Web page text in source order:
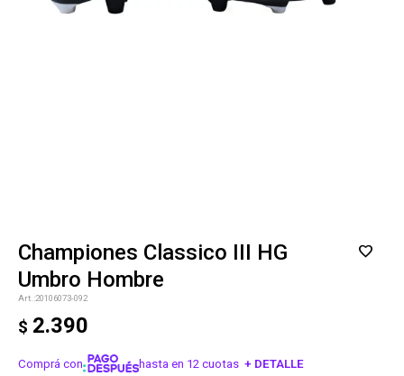
Championes Classico III HG
Umbro Hombre
20106073-092
$ 2.390
Comprá con hasta en 12 cuotas + DETALLE